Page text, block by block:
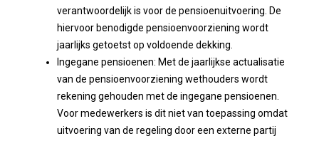
verantwoordelijk is voor de pensioenuitvoering. De
hiervoor benodigde pensioenvoorziening wordt
jaarlijks getoetst op voldoende dekking.
Ingegane pensioenen: Met de jaarlijkse actualisatie
van de pensioenvoorziening wethouders wordt
rekening gehouden met de ingegane pensioenen.
Voor medewerkers is dit niet van toepassing omdat
uitvoering van de regeling door een externe partij